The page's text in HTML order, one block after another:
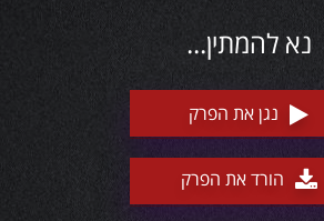
נא להמתין...
נגן את הפרק
הורד את הפרק